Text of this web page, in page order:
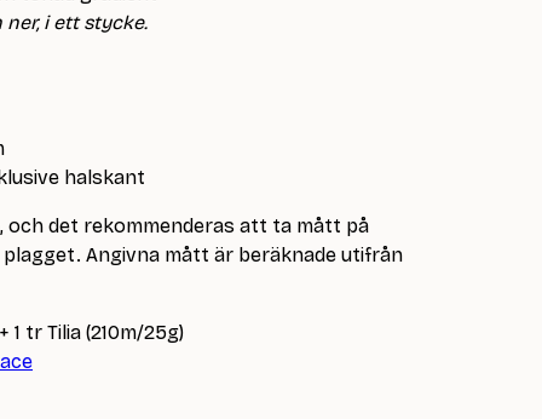
i ett stycke.
halskant
och det rekommenderas att ta mått på
Angivna mått är beräknade utifrån
tr Tilia (210m/25g)